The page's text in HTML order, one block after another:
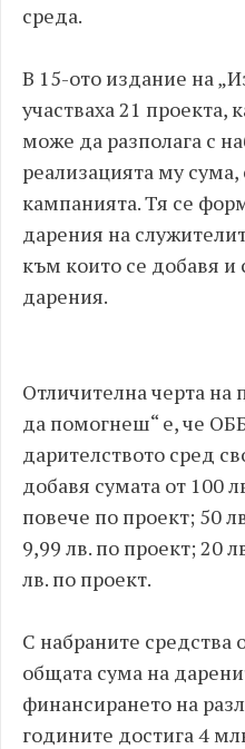
среда.
В 15-ото издание на
участваха 21 проекта,
може да разполага с
реализацията му
кампанията. Тя се
дарения на
към които се добавя
дарения.
Отличителна черта на
да помогнеш“ е, че
дарителството сред
добавя сумата от 100
повече по проект; 50
9,99 лв. по проект; 20
лв. по проект.
С набраните средства
общата сума на
финансирането на
годините достига 4